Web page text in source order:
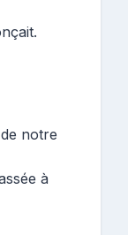
notre
à